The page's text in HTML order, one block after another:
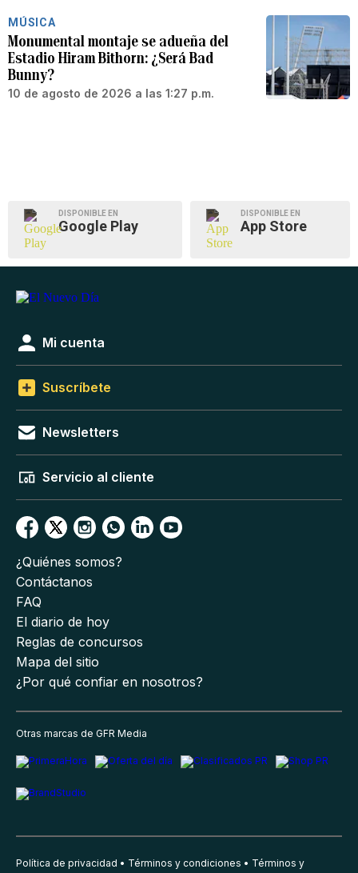
MÚSICA
Monumental montaje se adueña del
Estadio Hiram Bithorn: ¿Será Bad
Bunny?
10 de agosto de 2026 a las 1:27 p.m.
DISPONIBLE EN
Google Play
DISPONIBLE EN
App Store
Mi cuenta
Suscríbete
Newsletters
Servicio al cliente
¿Quiénes somos?
Contáctanos
FAQ
El diario de hoy
Reglas de concursos
Mapa del sitio
¿Por qué confiar en nosotros?
Otras marcas de GFR Media
Política de privacidad Términos y condiciones Términos y